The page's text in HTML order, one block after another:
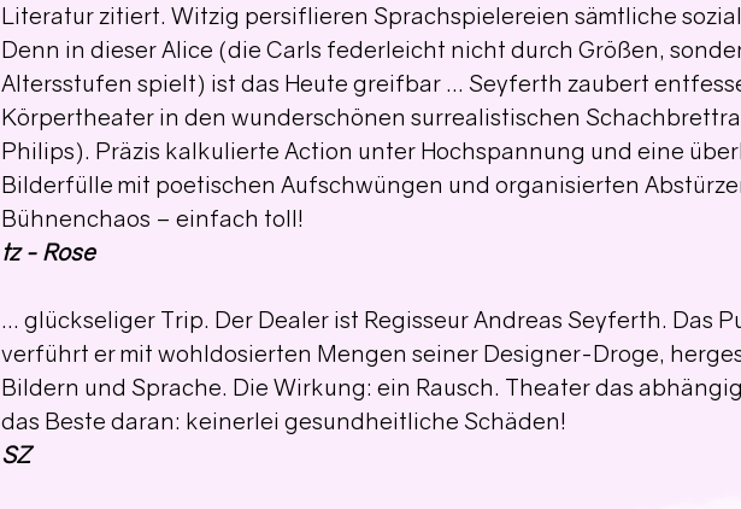
Literatur zitiert. Witzig persiflieren Sprachspielereien sämtliche
Denn in dieser Alice (die Carls federleicht nicht durch Größen,
Altersstufen spielt) ist das Heute greifbar … Seyferth zaubert
Körpertheater in den wunderschönen surrealistischen
Philips). Präzis kalkulierte Action unter Hochspannung und eine
Bilderfülle mit poetischen Aufschwüngen und organisierten
Bühnenchaos – einfach toll!
tz - Rose
… glückseliger Trip. Der Dealer ist Regisseur Andreas Seyferth. Das
verführt er mit wohldosierten Mengen seiner Designer-Droge,
Bildern und Sprache. Die Wirkung: ein Rausch. Theater das
das Beste daran: keinerlei gesundheitliche Schäden!
SZ